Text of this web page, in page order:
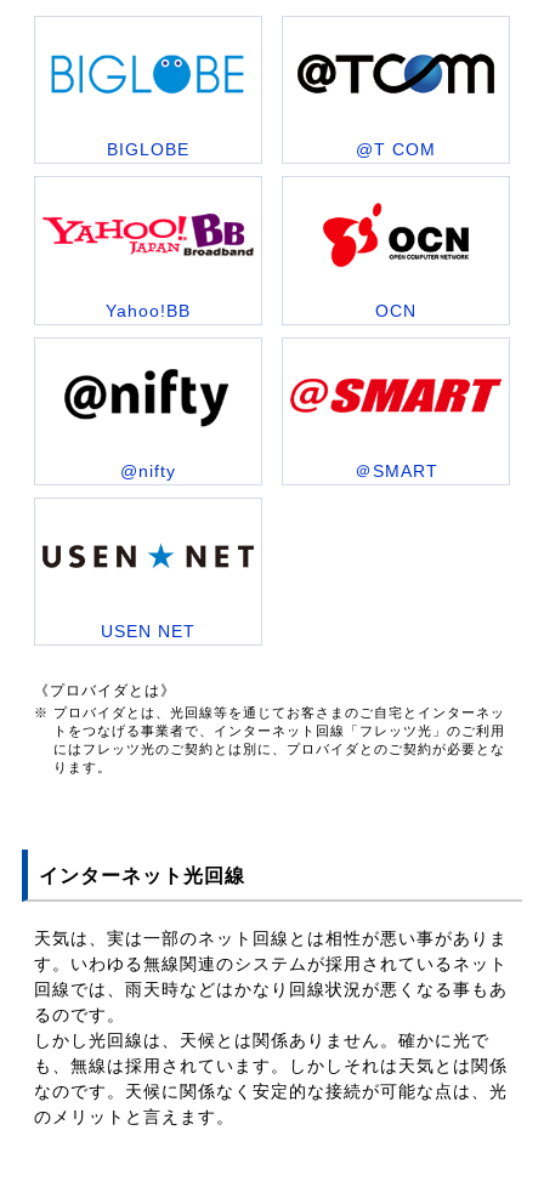
BIGLOBE @T COM
Yahoo!BB OCN
@nifty ＠SMART
USEN NET
《プロバイダとは》
※ プロバイダとは、光回線等を通じてお客さまのご自宅とインターネッ
トをつなげる事業者で、インターネット回線「フレッツ光」のご利用
にはフレッツ光のご契約とは別に、プロバイダとのご契約が必要とな
ります。
インターネット光回線
天気は、実は一部のネット回線とは相性が悪い事がありま
す。いわゆる無線関連のシステムが採用されているネット
回線では、雨天時などはかなり回線状況が悪くなる事もあ
るのです。
しかし光回線は、天候とは関係ありません。確かに光で
も、無線は採用されています。しかしそれは天気とは関係
なのです。天候に関係なく安定的な接続が可能な点は、光
のメリットと言えます。